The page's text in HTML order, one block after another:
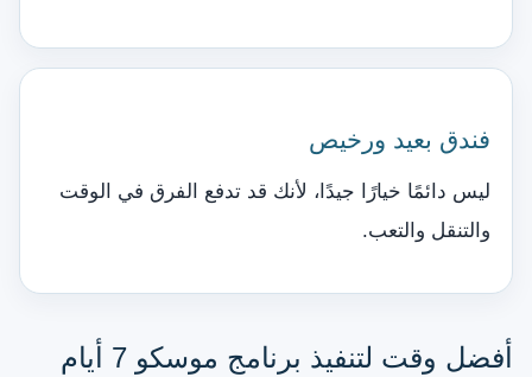
فندق بعيد ورخيص
ليس دائمًا خيارًا جيدًا، لأنك قد تدفع الفرق في الوقت
والتنقل والتعب.
أفضل وقت لتنفيذ برنامج موسكو 7 أيام